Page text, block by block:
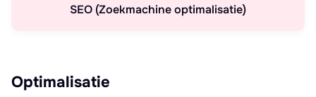
SEO (Zoekmachine optimalisatie)
Optimalisatie